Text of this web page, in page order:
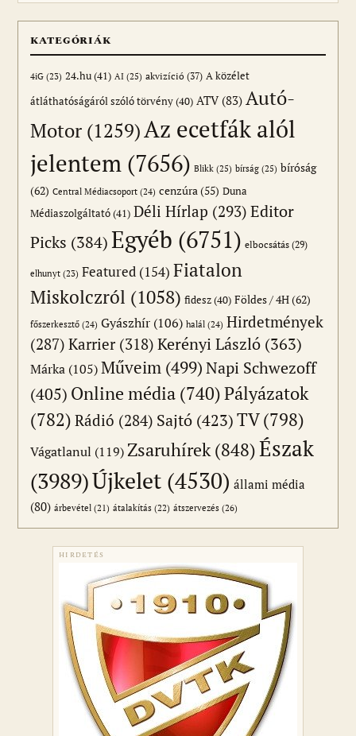
KATEGÓRIÁK
4iG (23) 24.hu(41) AI (25) akvizíció (37) A közélet
átláthatóságáról szóló törvény(40) ATV(83) Autó-
Motor (1259)Az ecetfák alól
jelentem (7656) Blikk (25) bírság (25) bíróság
(62) Central Médiacsoport (24) cenzúra(55) Duna
Médiaszolgáltató(41) Déli Hírlap (293) Editor
Picks (384)Egyéb (6751) elbocsátás (29)
elhunyt (23) Featured (154) Fiatalon
Miskolczról (1058) fidesz(40) Földes / 4H(62)
főszerkesztő (24) Gyászhír (106) halál (24) Hirdetmények
(287) Karrier(318) Kerényi László (363)
Márka (105) Műveim (499)Napi Schwezoff
(405) Online média (740)Pályázatok
(782) Rádió (284) Sajtó (423)TV(798)
Vágatlanul (119)Zsaruhírek(848)Észak
(3989)Újkelet (4530) állami média
(80) árbevétel (21) átalakítás (22) átszervezés (26)
HIRDETÉS